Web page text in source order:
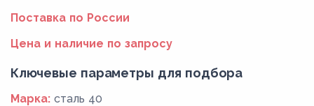
Поставка по России
Цена и наличие по запросу
Ключевые параметры для подбора
Марка: сталь 40